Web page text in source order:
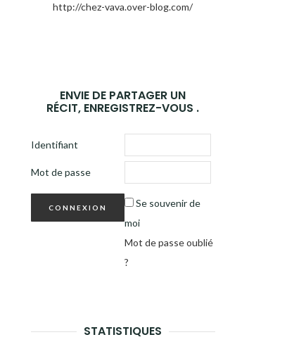
http://chez-vava.over-blog.com/
ENVIE DE PARTAGER UN
RÉCIT, ENREGISTREZ-VOUS .
Identifiant
Mot de passe
Se souvenir de
moi
Mot de passe oublié
?
STATISTIQUES